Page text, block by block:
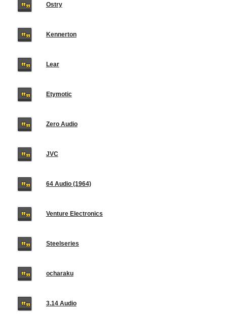
Ostry
Kennerton
Lear
Etymotic
Zero Audio
JVC
64 Audio (1964)
Venture Electronics
Steelseries
ocharaku
3.14 Audio